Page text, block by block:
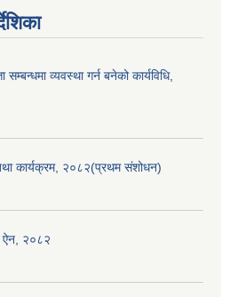
सम्बन्धमा व्यवस्था गर्न बनेको कार्यविधि,
कार्यक्रम, २०८२(प्रथम संशोधन)
ऐन, २०८२